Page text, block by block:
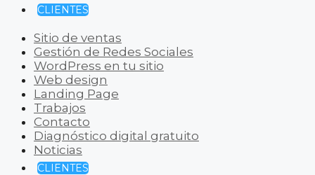
CLIENTES
Sitio de ventas
Gestión de Redes Sociales
WordPress en tu sitio
Web design
Landing Page
Trabajos
Contacto
Diagnóstico digital gratuito
Noticias
CLIENTES